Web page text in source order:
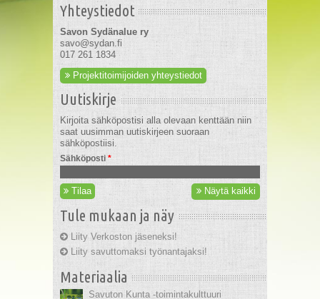
Yhteystiedot
Savon Sydänalue ry
savo@sydan.fi
017 261 1834
Projektitoimijoiden yhteystiedot
Uutiskirje
Kirjoita sähköpostisi alla olevaan kenttään niin
saat uusimman uutiskirjeen suoraan
sähköpostiisi.
Sähköposti *
Tilaa Näytä kaikki
Tule mukaan ja näy
Liity Verkoston jäseneksi!
Liity savuttomaksi työnantajaksi!
Materiaalia
Savuton Kunta -toimintakulttuuri